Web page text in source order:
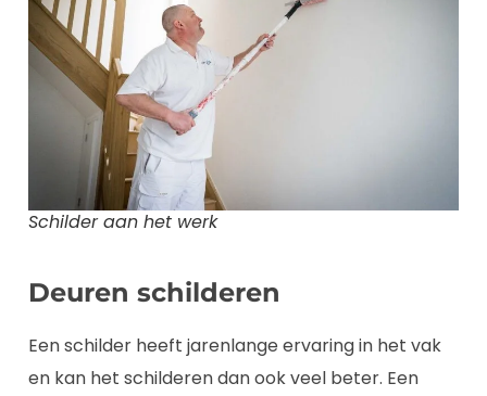
Schilder aan het werk
Deuren schilderen
Een schilder heeft jarenlange ervaring in het vak
en kan het schilderen dan ook veel beter. Een